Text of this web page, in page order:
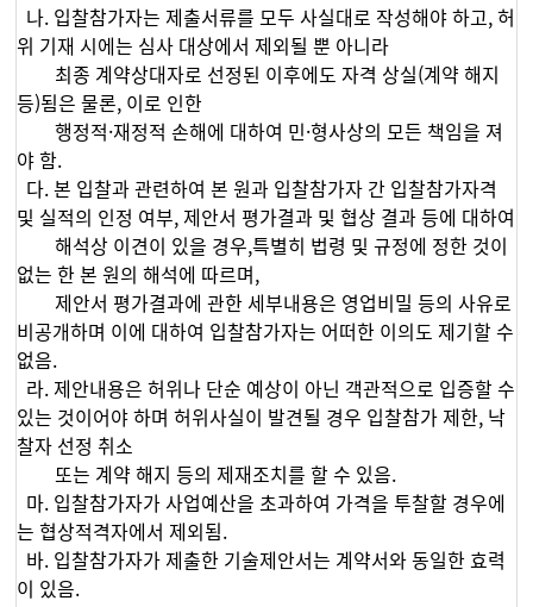
나. 입찰참가자는 제출서류를 모두 사실대로 작성해야 하고, 허
위 기재 시에는 심사 대상에서 제외될 뿐 아니라
최종 계약상대자로 선정된 이후에도 자격 상실(계약 해지
등)됨은 물론, 이로 인한
행정적·재정적 손해에 대하여 민·형사상의 모든 책임을 져
야 함.
다. 본 입찰과 관련하여 본 원과 입찰참가자 간 입찰참가자격
및 실적의 인정 여부, 제안서 평가결과 및 협상 결과 등에 대하여
해석상 이견이 있을 경우,특별히 법령 및 규정에 정한 것이
없는 한 본 원의 해석에 따르며,
제안서 평가결과에 관한 세부내용은 영업비밀 등의 사유로
비공개하며 이에 대하여 입찰참가자는 어떠한 이의도 제기할 수
없음.
라. 제안내용은 허위나 단순 예상이 아닌 객관적으로 입증할 수
있는 것이어야 하며 허위사실이 발견될 경우 입찰참가 제한, 낙
찰자 선정 취소
또는 계약 해지 등의 제재조치를 할 수 있음.
마. 입찰참가자가 사업예산을 초과하여 가격을 투찰할 경우에
는 협상적격자에서 제외됨.
바. 입찰참가자가 제출한 기술제안서는 계약서와 동일한 효력
이 있음.